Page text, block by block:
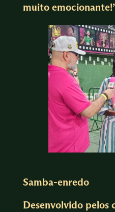
muito
Samba-enredo
Desenvolvido pelos